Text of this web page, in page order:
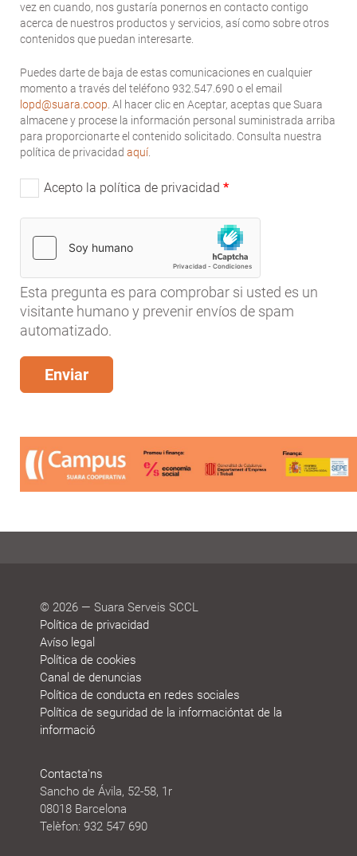
vez en cuando, nos gustaría ponernos en contacto contigo
acerca de nuestros productos y servicios, así como sobre otros
contenidos que puedan interesarte.
Puedes darte de baja de estas comunicaciones en cualquier
momento a través del teléfono 932.547.690 o el email
lopd@suara.coop . Al hacer clic en Aceptar, aceptas que Suara
almacene y procese la información personal suministrada arriba
para proporcionarte el contenido solicitado. Consulta nuestra
política de privacidad aquí
Acepto la política de privacidad
Esta pregunta es para comprobar si usted es un
visitante humano y prevenir envíos de spam
automatizado.
© 2026 — Suara Serveis SCCL
Política de privacidad
Avíso legal
Política de cookies
Canal de denuncias
Política de conducta en redes sociales
Política de seguridad de la informacióntat de la
informació
Contacta'ns
Sancho de Ávila, 52-58, 1r
08018 Barcelona
Telèfon: 932 547 690